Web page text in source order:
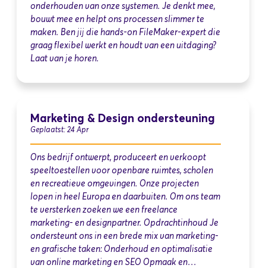
onderhouden van onze systemen. Je denkt mee,
bouwt mee en helpt ons processen slimmer te
maken. Ben jij die hands-on FileMaker-expert die
graag flexibel werkt en houdt van een uitdaging?
Laat van je horen.
Marketing & Design ondersteuning
Geplaatst: 24 Apr
Ons bedrijf ontwerpt, produceert en verkoopt
speeltoestellen voor openbare ruimtes, scholen
en recreatieve omgevingen. Onze projecten
lopen in heel Europa en daarbuiten. Om ons team
te versterken zoeken we een freelance
marketing- en designpartner. Opdrachtinhoud Je
ondersteunt ons in een brede mix van marketing-
en grafische taken: Onderhoud en optimalisatie
van online marketing en SEO Opmaak en…